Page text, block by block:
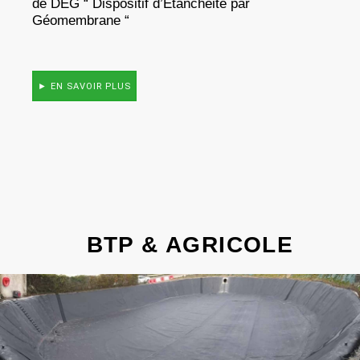
de DEG “ Dispositif d’Etanchéité par
Géomembrane “
► EN SAVOIR PLUS
BTP & AGRICOLE